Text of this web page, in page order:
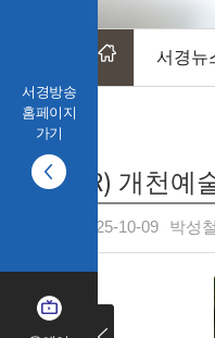
서경방송
홈페이지
가기
서경뉴
(R) 개천
2025-10-09 박성